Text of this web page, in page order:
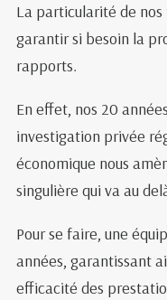
La particularité de
garantir si besoin la
rapports.
En effet, nos 20
investigation privée
économique nous
singulière qui va au
Pour se faire, une
années, garantissant
efficacité des